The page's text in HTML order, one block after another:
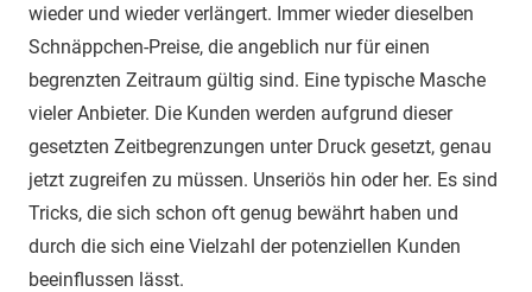
wieder und wieder verlängert. Immer wieder dieselben
Schnäppchen-Preise, die angeblich nur für einen
begrenzten Zeitraum gültig sind. Eine typische Masche
vieler Anbieter. Die Kunden werden aufgrund dieser
gesetzten Zeitbegrenzungen unter Druck gesetzt, genau
jetzt zugreifen zu müssen. Unseriös hin oder her. Es sind
Tricks, die sich schon oft genug bewährt haben und
durch die sich eine Vielzahl der potenziellen Kunden
beeinflussen lässt.